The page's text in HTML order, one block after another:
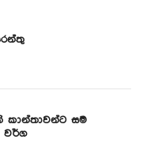
කාන්තාවන්ට සම
වර්ග